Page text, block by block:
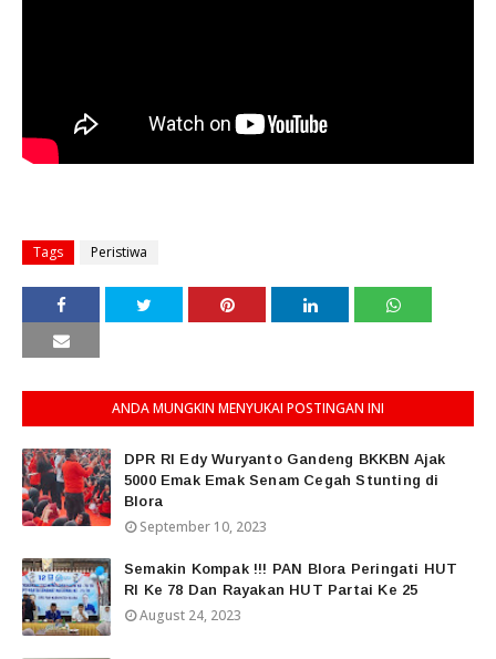
Tags Peristiwa
ANDA MUNGKIN MENYUKAI POSTINGAN INI
DPR RI Edy Wuryanto Gandeng BKKBN Ajak
5000 Emak Emak Senam Cegah Stunting di
Blora
September 10, 2023
Semakin Kompak !!! PAN Blora Peringati HUT
RI Ke 78 Dan Rayakan HUT Partai Ke 25
August 24, 2023